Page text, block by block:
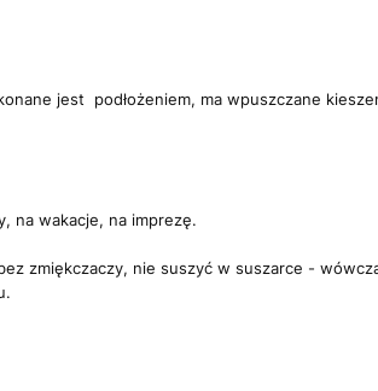
jest podłożeniem, ma wpuszczane
na wakacje, na imprezę.
zmiękczaczy, nie suszyć w suszarce -